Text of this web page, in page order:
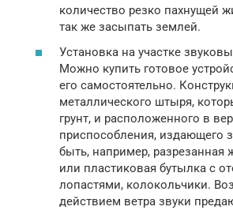
количество резко пахнущей
так же засыпать землей.
Установка на участке
Можно купить готовое
его самостоятельно.
металлического штыря,
грунт, и расположенного в
приспособления, издающего
быть, например, разрезанная
или пластиковая бутылка с
лопастями, колокольчики.
действием ветра звуки